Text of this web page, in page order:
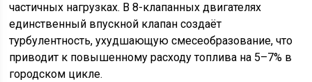
частичных нагрузках. В 8-клапанных двигателях
единственный впускной клапан создаёт
турбулентность, ухудшающую смесеобразование, что
приводит к повышенному расходу топлива на 5–7% в
городском цикле.